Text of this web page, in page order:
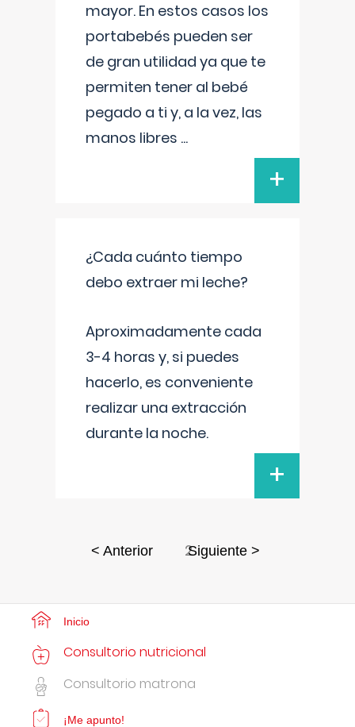
mayor. En estos casos los
portabebés pueden ser
de gran utilidad ya que te
permiten tener al bebé
pegado a ti y, a la vez, las
manos libres ...
+
¿Cada cuánto tiempo
debo extraer mi leche?
Aproximadamente cada
3-4 horas y, si puedes
hacerlo, es conveniente
realizar una extracción
durante la noche.
+
< Anterior 2Siguiente >
Inicio
Consultorio nutricional
Consultorio matrona
¡Me apunto!